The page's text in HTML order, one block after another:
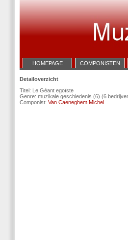
HOMEPAGE COMPONISTEN
Detailoverzicht
Titel: Le Géant egoïste
Genre: muzikale geschiedenis (6) (6
Componist: Van Caeneghem Michel